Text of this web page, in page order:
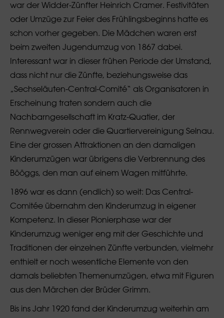
war der Widder-Zünfter Heinrich Cramer. Festivitäten
oder Umzüge zur Feier des Frühlingsbeginns hatte es
schon vorher gegeben. Die Mädchen waren erst
beim zweiten Jugendumzug von 1867 dabei.
Interessant war in dieser frühen Periode der Umstand,
dass nicht nur die Zünfte, beziehungsweise das
„Sechseläuten-Central-Comité“ als Organisatoren in
Erscheinung traten sondern auch die
Nachbarngesellschaft im Kratz-Quatier, der
Rennwegverein oder die Quartiervereinigung Selnau.
Eine der grossen Attraktionen an den damaligen
Kinderumzügen war übrigens die Verbrennung des
Bööggs, den man auf einem Wagen mitführte.
1896 war es dann (endlich) so weit: Das Central-
Comitée übernahm den Kinderumzug in eigener
Kompetenz. In dieser Pionierphase war der
Kinderumzug weniger eng mit der Geschichte und
Traditionen der einzelnen Zünfte verbunden, vielmehr
enthielt er noch wesentliche Elemente von den
damals beliebten Themenumzügen, etwa mit Figuren
aus den Märchen der Brüder Grimm.
Bis ins Jahr 1920 fand der Kinderumzug weiterhin am